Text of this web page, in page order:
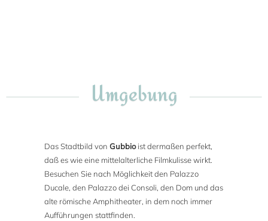
Umgebung
Das Stadtbild vonGubbioist dermaßen perfekt,
daß es wie eine mittelalterliche Filmkulisse wirkt.
Besuchen Sie nach Möglichkeit den Palazzo
Ducale, den Palazzo dei Consoli, den Dom und das
alte römische Amphitheater, in dem noch immer
Aufführungen stattfinden.